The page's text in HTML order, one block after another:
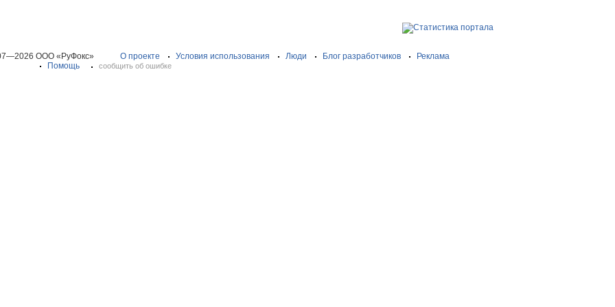
ООО «РуФокс» О проекте Условия использования Люди Блог разработчиков
Реклама
Помощь
сообщить об ошибке